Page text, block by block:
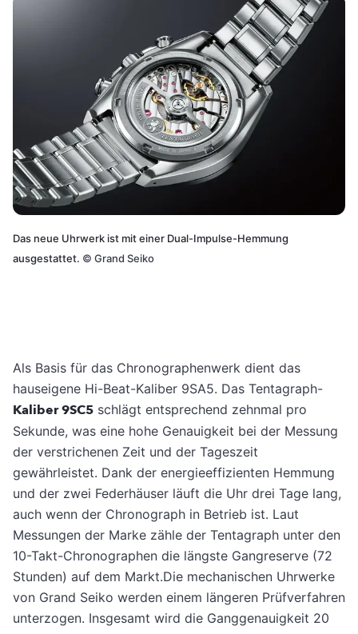
Das neue Uhrwerk ist mit einer Dual-Impulse-Hemmung
ausgestattet. © Grand Seiko
Als Basis für das Chronographenwerk dient das
hauseigene Hi-Beat-Kaliber 9SA5. Das Tentagraph-
Kaliber 9SC5 schlägt entsprechend zehnmal pro
Sekunde, was eine hohe Genauigkeit bei der Messung
der verstrichenen Zeit und der Tageszeit
gewährleistet. Dank der energieeffizienten Hemmung
und der zwei Federhäuser läuft die Uhr drei Tage lang,
auch wenn der Chronograph in Betrieb ist. Laut
Messungen der Marke zähle der Tentagraph unter den
10-Takt-Chronographen die längste Gangreserve (72
Stunden) auf dem Markt.Die mechanischen Uhrwerke
von Grand Seiko werden einem längeren Prüfverfahren
unterzogen. Insgesamt wird die Ganggenauigkeit 20